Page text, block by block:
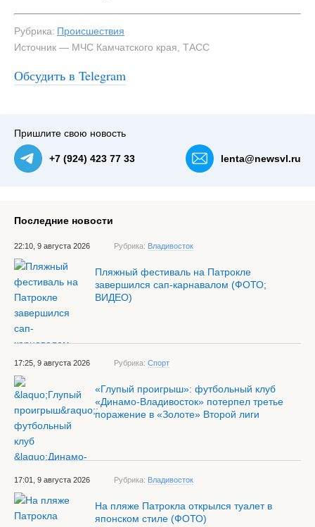
Рубрика: Происшествия
Источник — МЧС Камчатского края, ТАСС
Обсудить в Telegram
Пришлите свою новость
+7 (924) 423 77 33 lenta@newsvl.ru
Последние новости
22:10, 9 августа 2026 Рубрика: Владивосток
Пляжный фестиваль на Патрокле
завершился сап-карнавалом (ФОТО;
ВИДЕО)
17:25, 9 августа 2026 Рубрика: Спорт
«Глупый проигрыш»: футбольный клуб
«Динамо-Владивосток» потерпел третье
поражение в «Золоте» Второй лиги
17:01, 9 августа 2026 Рубрика: Владивосток
На пляже Патрокла открылся туалет в
японском стиле (ФОТО)